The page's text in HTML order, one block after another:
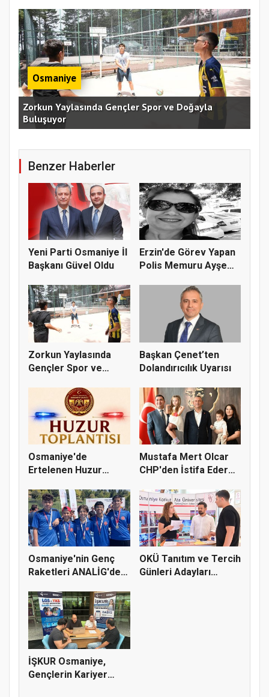
Osmaniye
Zorkun Yaylasında Gençler Spor ve Doğayla
Buluşuyor
Benzer Haberler
Yeni Parti Osmaniye İl
Başkanı Güvel Oldu
Erzin'de Görev Yapan
Polis Memuru Ayşe
Zorkun Yaylasında
Gençler Spor ve
Başkan Çenet’ten
Dolandırıcılık Uyarısı
Osmaniye'de
Ertelenen Huzur
Mustafa Mert Olcar
CHP'den İstifa Ederek
Osmaniye'nin Genç
Raketleri ANALİG'de
OKÜ Tanıtım ve Tercih
Günleri Adayları
İŞKUR Osmaniye,
Gençlerin Kariyer